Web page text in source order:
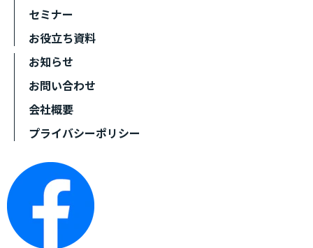
セミナー
お役立ち資料
お知らせ
お問い合わせ
会社概要
プライバシーポリシー